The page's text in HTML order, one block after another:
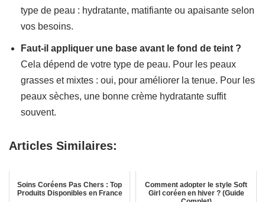
type de peau : hydratante, matifiante ou apaisante selon
vos besoins.
Faut-il appliquer une base avant le fond de teint ?
Cela dépend de votre type de peau. Pour les peaux
grasses et mixtes : oui, pour améliorer la tenue. Pour les
peaux sèches, une bonne crème hydratante suffit
souvent.
Articles Similaires:
Soins Coréens Pas Chers : Top
Produits Disponibles en France
Comment adopter le style Soft
Girl coréen en hiver ? (Guide